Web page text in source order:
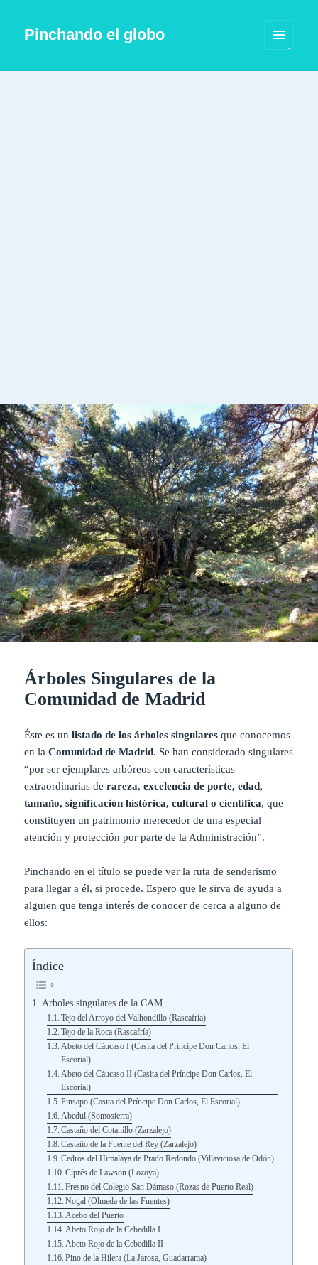
Pinchando el globo
WIDGETS
Árboles Singulares de la
Comunidad de Madrid
Éste es un listado de los árboles singulares que conocemos
en laComunidad de Madrid. Se han considerado singulares
“por ser ejemplares arbóreos con características
extraordinarias derareza,excelencia de porte, edad,
tamaño, significación histórica, cultural o científica, que
constituyen un patrimonio merecedor de una especial
atención y protección por parte de la Administración”.
Pinchando en el título se puede ver la ruta de senderismo
para llegar a él, si procede. Espero que le sirva de ayuda a
alguien que tenga interés de conocer de cerca a alguno de
ellos:
Índice
Arboles singulares de la CAM
Tejo del Arroyo del Valhondillo (Rascafría)
Tejo de la Roca (Rascafría)
Abeto del Cáucaso I (Casita del Príncipe Don Carlos, El
Escorial)
Abeto del Cáucaso II (Casita del Príncipe Don Carlos, El
Escorial)
Pinsapo (Casita del Príncipe Don Carlos, El Escorial)
Abedul (Somosierra)
Castaño del Cotanillo (Zarzalejo)
Castaño de la Fuente del Rey (Zarzalejo)
Cedros del Himalaya de Prado Redondo (Villaviciosa de Odón)
Ciprés de Lawson (Lozoya)
Fresno del Colegio San Dámaso (Rozas de Puerto Real)
Nogal (Olmeda de las Fuentes)
Acebo del Puerto
Abeto Rojo de la Cebedilla I
Abeto Rojo de la Cebedilla II
Pino de la Hilera (La Jarosa, Guadarrama)